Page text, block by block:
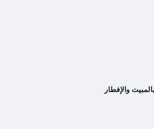
والإفطار